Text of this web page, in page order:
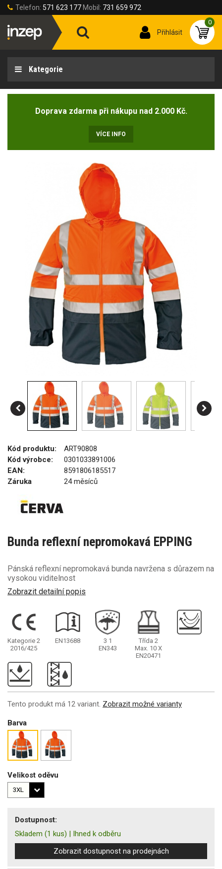
Telefon: 571 623 177 Mobil: 731 659 972
Přihlásit
0
Kategorie
Doprava zdarma při nákupu nad 2.000 Kč.
VÍCE INFO
Kód produktu:
ART90808
Kód výrobce:
0301033891006
EAN:
8591806185517
Záruka
24 měsíců
Bunda reflexní nepromokavá EPPING
Pánská reflexní nepromokavá bunda navržena s důrazem na
vysokou viditelnost
Zobrazit detailní popis
Kategorie 2
2016/425
EN13688 3 1
EN343
Třída 2
Max. 10 X
EN20471
Tento produkt má 12 variant. Zobrazit možné varianty
Barva
Velikost oděvu
Dostupnost:
Skladem (1 kus) | Ihned k odběru
Zobrazit dostupnost na prodejnách